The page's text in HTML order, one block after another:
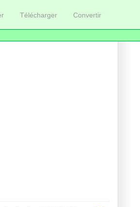
Télécharger Convertir